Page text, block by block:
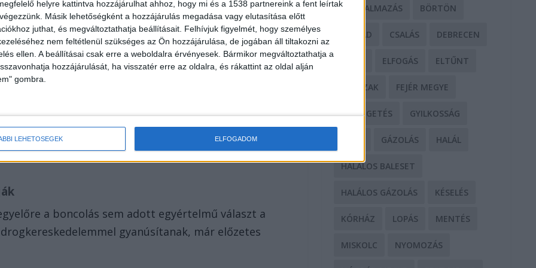
helyre kattintva hozzájárulhat ahhoz, hogy mi és a 1538 partnereink a fent leírtak
Másik lehetőségként a hozzájárulás megadása vagy elutasítása előtt
juthat, és megváltoztathatja beállításait. Felhívjuk figyelmét, hogy személyes
nem feltétlenül szükséges az Ön hozzájárulása, de jogában áll tiltakozni az
ellen. A beállításai csak erre a weboldalra érvényesek. Bármikor megváltoztathatja a
hozzájárulását, ha visszatér erre az oldalra, és rákattint az oldal alján
gombra.
LEHETŐSÉGEK ELFOGADOM
Facebookon már 341 ezernél is többen követnek
éjfél után hívta a mentőket, de a brit lelkész életét
során kiderült, hogy a férfiak többek között
a boncolás sem adott egyértelmű választ a
gyanúsítanak, már előzetes
BÁNTALMAZÁS BÖRTÖN
CSALÁD CSALÁS DEBRECEN
ELFOGÁS ELTŰNT
ERŐSZAK FEJÉR MEGYE
FENYEGETÉS GYILKOSSÁG
GÁZOLÁS HALÁL
HALÁLOS BALESET
HALÁLOS GÁZOLÁS KÉSELÉS
KÓRHÁZ LOPÁS MENTÉS
MISKOLC NYOMOZÁS